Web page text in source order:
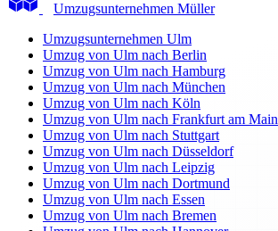
Umzugsunternehmen Müller
Umzugsunternehmen Ulm
Umzug von Ulm nach Berlin
Umzug von Ulm nach Hamburg
Umzug von Ulm nach München
Umzug von Ulm nach Köln
Umzug von Ulm nach Frankfurt am Main
Umzug von Ulm nach Stuttgart
Umzug von Ulm nach Düsseldorf
Umzug von Ulm nach Leipzig
Umzug von Ulm nach Dortmund
Umzug von Ulm nach Essen
Umzug von Ulm nach Bremen